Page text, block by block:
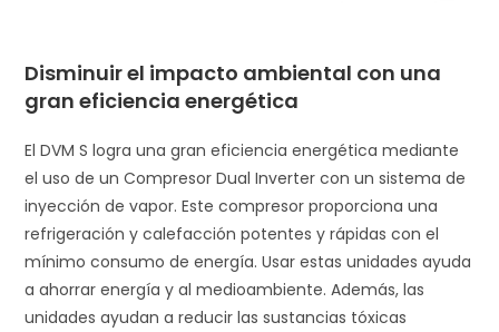
Disminuir el impacto ambiental con una
gran eficiencia energética
El DVM S logra una gran eficiencia energética mediante
el uso de un Compresor Dual Inverter con un sistema de
inyección de vapor. Este compresor proporciona una
refrigeración y calefacción potentes y rápidas con el
mínimo consumo de energía. Usar estas unidades ayuda
a ahorrar energía y al medioambiente. Además, las
unidades ayudan a reducir las sustancias tóxicas